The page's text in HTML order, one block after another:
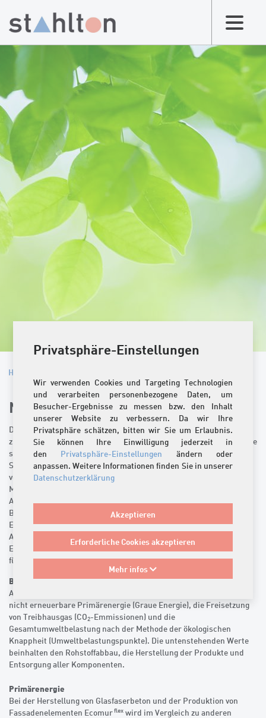
Privatsphäre-Einstellungen
Wir verwenden Cookies und Targeting Technologien
und verarbeiten personenbezogene Daten, um
Besucher-Ergebnisse zu messen bzw. den Inhalt
unserer Website zu verbessern. Da wir Ihre
Privatsphäre schätzen, bitten wir Sie um Erlaubnis.
Sie können Ihre Einwilligung jederzeit in
den Privatsphäre-Einstellungen ändern oder
anpassen. Weitere Informationen finden Sie in unserer
Datenschutzerklärung
Akzeptieren
Erforderliche Cookies akzeptieren
Mehr infos
Home
Nachaltigkeit
Der Erhalt unserer natürlichen Umwelt und der Lebensgrundlagen
zukünftiger Generationen, die Sicherung der Arbeitsplätze sowie die
ständige Verbesserung der Arbeitsbedingungen sind für die
Stahlton Bauteile AG ein ganz besonderes Anliegen. Die damit
verbundenen Massnahmen werden gemeinsam auf allen
Mitarbeiterebenen realisiert.
Als innovativer Produktionsbetrieb verpflichtet sich die Stahlton
Bauteile AG zum schonungsvollen Umgang mit den Ressourcen
Energie und Wasser. Mit der Teilnahme am Programm «Energie-
Agentur der Wirtschaft» wird die stetige Reduktion der CO
Emissionen und eine fortlaufende Optimierung der Energieeffizienz
für die Produktion und die Neben­betriebe gesichert.
Bilanzierung Glasfaserbeton Ecomurflex
Als Hauptindikatoren für ressourcenschonendes Bauen dienen die
nicht erneuerbare Primärenergie (Graue Energie), die Freisetzung
von Treibhausgas (CO2-Emmissionen) und die
Gesamtumweltbelastung nach der Methode der ökologischen
Knappheit (Umweltbelastungspunkte). Die untenstehenden Werte
beinhalten den Rohstoffabbau, die Herstellung der Produkte und
Entsorgung aller Komponenten.
Primärenergie
Bei der Herstellung von Glasfaserbeton und der Produktion von
Fassadenelementen Ecomurflex wird ­­im Vergleich zu anderen